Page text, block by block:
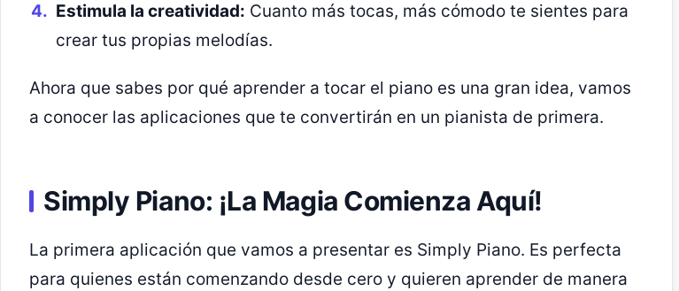
Estimula la creatividad: Cuanto más tocas, más cómodo te sientes para
crear tus propias melodías.
Ahora que sabes por qué aprender a tocar el piano es una gran idea, vamos
a conocer las aplicaciones que te convertirán en un pianista de primera.
Simply Piano: ¡La Magia Comienza Aquí!
La primera aplicación que vamos a presentar es Simply Piano. Es perfecta
para quienes están comenzando desde cero y quieren aprender de manera